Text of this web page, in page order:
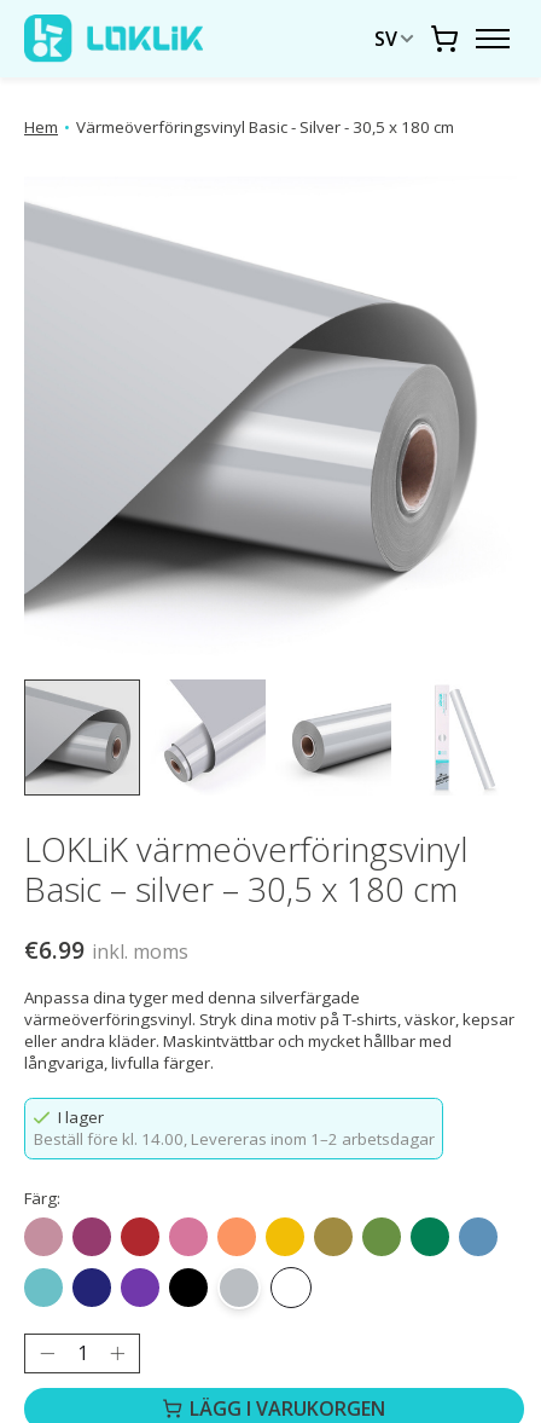
SV Vagn
Hem • Värmeöverföringsvinyl Basic - Silver - 30,5 x 180 cm
LOKLiK värmeöverföringsvinyl
Basic – silver – 30,5 x 180 cm
€6.99 inkl. moms
Anpassa dina tyger med denna silverfärgade
värmeöverföringsvinyl. Stryk dina motiv på T-shirts, väskor, kepsar
eller andra kläder. Maskintvättbar och mycket hållbar med
långvariga, livfulla färger.
I lager
Beställ före kl. 14.00, Levereras inom 1–2 arbetsdagar
Färg:
Roséguld
RosröttRöd Rosa OrangeGult Guld Gräsgrön
Grön Havsblå
AquablåKungsblå
Lila Svart Silver Vit
LÄGG I VARUKORGEN